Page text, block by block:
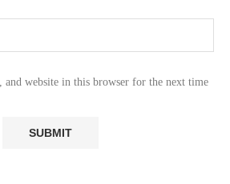
and website in this browser for the next time